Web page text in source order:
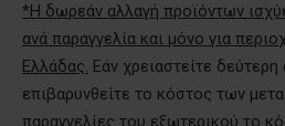
*Η δωρεάν αλλαγή προϊόντων
ανά παραγγελία και μόνο για
Ελλάδας. Εάν χρειαστείτε
επιβαρυνθείτε το κόστος των
παραγγελίες του εξωτερικού το